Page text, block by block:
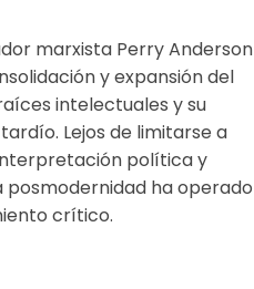
marxista Perry Anderson
y expansión del
intelectuales y su
Lejos de limitarse a
política y
ha operado
crítico.